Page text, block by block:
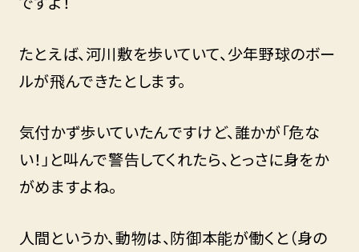
たとえば、河川敷を歩いていて、少年野球のボー
ルが飛んできたとします。
気付かず歩いていたんですけど、誰かが「危な
い！」と叫んで警告してくれたら、とっさに身をか
がめますよね。
人間というか、動物は、防御本能が働くと（身の